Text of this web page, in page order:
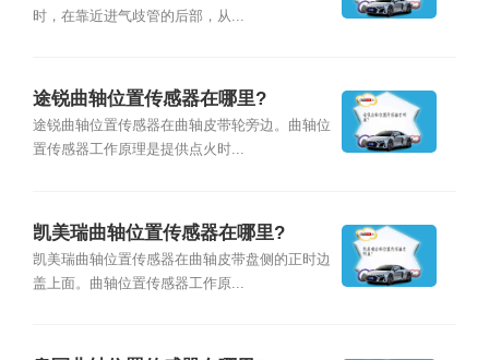
时，在靠近进气歧管的后部，从...
途锐曲轴位置传感器在哪里?
途锐曲轴位置传感器在曲轴皮带轮旁边。曲轴位
置传感器工作原理是提供点火时...
凯美瑞曲轴位置传感器在哪里?
凯美瑞曲轴位置传感器在曲轴皮带盘侧的正时边
盖上面。曲轴位置传感器工作原...